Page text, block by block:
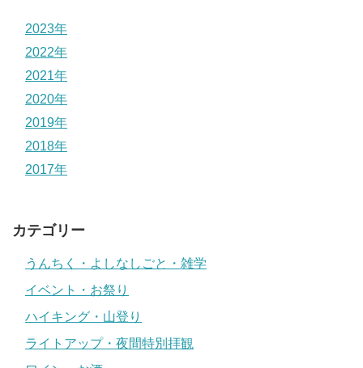
2023年
2022年
2021年
2020年
2019年
2018年
2017年
カテゴリー
うんちく・よしなしごと・雑学
イベント・お祭り
ハイキング・山登り
ライトアップ・夜間特別拝観